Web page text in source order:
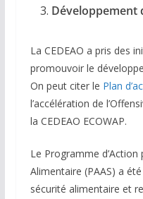
Développement
La CEDEAO a pris des
promouvoir le
On peut citer le Plan
l’accélération de
la CEDEAO ECOWAP.
Le Programme d’Action
Alimentaire (PAAS) a
sécurité alimentaire et